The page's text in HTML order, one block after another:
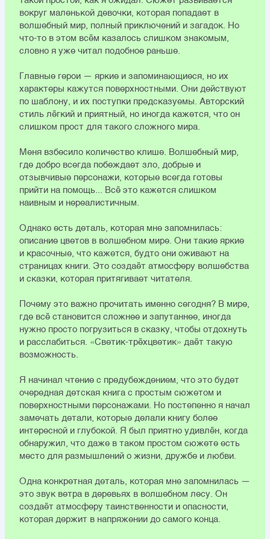
вокруг маленькой девочки, которая попадает в
волшебный мир, полный приключений и загадок. Но
что-то в этом всём казалось слишком знакомым,
словно я уже читал подобное раньше.
Главные герои — яркие и запоминающиеся, но их
характеры кажутся поверхностными. Они действуют
по шаблону, и их поступки предсказуемы. Авторский
стиль лёгкий и приятный, но иногда кажется, что он
слишком прост для такого сложного мира.
Меня взбесило количество клише. Волшебный мир,
где добро всегда побеждает зло, добрые и
отзывчивые персонажи, которые всегда готовы
прийти на помощь... Всё это кажется слишком
наивным и нереалистичным.
Однако есть деталь, которая мне запомнилась:
описание цветов в волшебном мире. Они такие яркие
и красочные, что кажется, будто они оживают на
страницах книги. Это создаёт атмосферу волшебства
и сказки, которая притягивает читателя.
Почему это важно прочитать именно сегодня? В мире,
где всё становится сложнее и запутаннее, иногда
нужно просто погрузиться в сказку, чтобы отдохнуть
и расслабиться. «Светик-трёхцветик» даёт такую
возможность.
Я начинал чтение с предубеждением, что это будет
очередная детская книга с простым сюжетом и
поверхностными персонажами. Но постепенно я начал
замечать детали, которые делали книгу более
интересной и глубокой. Я был приятно удивлён, когда
обнаружил, что даже в таком простом сюжете есть
место для размышлений о жизни, дружбе и любви.
Одна конкретная деталь, которая мне запомнилась —
это звук ветра в деревьях в волшебном лесу. Он
создаёт атмосферу таинственности и опасности,
которая держит в напряжении до самого конца.